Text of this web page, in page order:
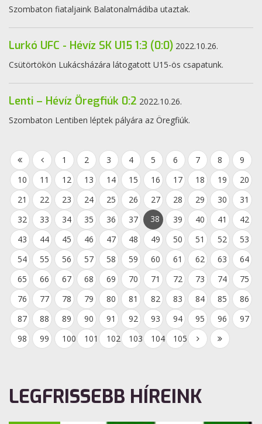
Szombaton fiataljaink Balatonalmádiba utaztak.
Lurkó UFC - Hévíz SK U15 1:3 (0:0) 2022.10.26.
Csütörtökön Lukácsházára látogatott U15-ös csapatunk.
Lenti – Hévíz Öregfiúk 0:2 2022.10.26.
Szombaton Lentiben léptek pályára az Öregfiúk.
1 2 3 4 5 6 7 8
9
10
11 12 13 14 15 16 17 18 19
20
21
22 23 24 25 26 27 28 29 30
31
32
33 34 35 36 37 38 39 40 41
42
43
44 45 46 47 48 49 50 51 52
53
54
55 56 57 58 59 60 61 62 63
64
65
66 67 68 69 70 71 72 73 74
75
76
77 78 79 80 81 82 83 84 85
86
87
88 89 90 91 92 93 94 95 96
97
98
99 100 101 102 103 104 105
LEGFRISSEBB HÍREINK